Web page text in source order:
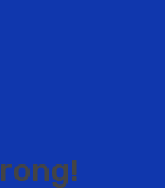
rong!